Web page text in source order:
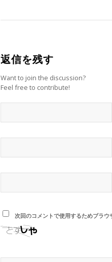
返信を残す
Want to join the discussion?
Feel free to contribute!
次回のコメントで使用するためブラウ